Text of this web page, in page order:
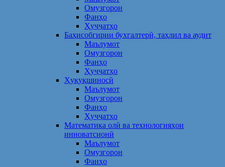
Омузгорон
Фанҳо
Ҳуҷҷатҳо
Баҳисобгирии бухгалтерӣ, таҳлил ва аудит
Маълумот
Омузгорон
Фанҳо
Ҳуҷҷатҳо
Ҳуқуқшиносӣ
Маълумот
Омузгорон
Фанҳо
Ҳуҷҷатҳо
Математика олӣ ва технологияҳои
инноватсионӣ
Маълумот
Омузгорон
Фанҳо